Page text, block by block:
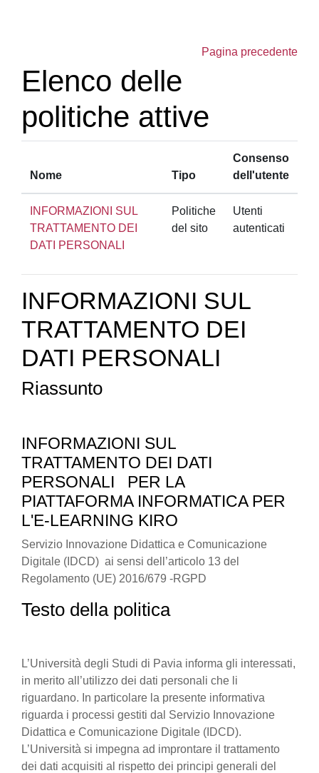
Pagina precedente
Elenco delle
politiche attive
Nome Tipo
Consenso
dell'utente
INFORMAZIONI SUL
TRATTAMENTO DEI
DATI PERSONALI
Politiche
del sito
Utenti
autenticati
INFORMAZIONI SUL
TRATTAMENTO DEI
DATI PERSONALI
Riassunto
INFORMAZIONI SUL
TRATTAMENTO DEI DATI
PERSONALI PER LA
PIATTAFORMA INFORMATICA PER
L'E-LEARNING KIRO
Servizio Innovazione Didattica e Comunicazione
Digitale (IDCD) ai sensi dell’articolo 13 del
Regolamento (UE) 2016/679 -RGPD
Testo della politica
L’Università degli Studi di Pavia informa gli interessati,
in merito all’utilizzo dei dati personali che li
riguardano. In particolare la presente informativa
riguarda i processi gestiti dal Servizio Innovazione
Didattica e Comunicazione Digitale (IDCD).
L’Università si impegna ad improntare il trattamento
dei dati acquisiti al rispetto dei principi generali del